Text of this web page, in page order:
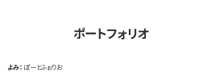
ポートフォリオ
よみ： ぽーとふぉりお